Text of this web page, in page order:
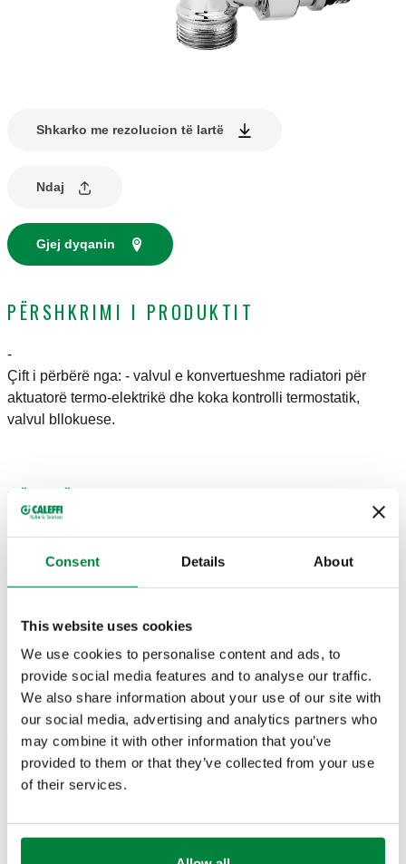
Consent Details About
This website uses cookies
We use cookies to personalise content and ads, to
provide social media features and to analyse our traffic.
We also share information about your use of our site with
our social media, advertising and analytics partners who
may combine it with other information that you’ve
provided to them or that they’ve collected from your use
of their services.
Shkarko me rezolucion të lartë
Ndaj
Gjej dyqanin
PËRSHKRIMI I PRODUKTIT
-
Çift i përbërë nga: - valvul e konvertueshme radiatori për
aktuatorë termo-elektrikë dhe koka kontrolli termostatik,
valvul bllokuese.
TË DHËNAT TEKNIKE
Lustër:e kromuar
Materialet:nikel
Gama e temperaturës mesatare:5–100 °C
SKICAT DHE SPECIFIKIMET
Numri i pjesës Lidhja e radiatorit
Lidhja e
tubave
kv
338040
1) M
hyrje
m³/h